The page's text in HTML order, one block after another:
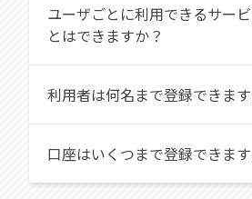
ーザにつき1回のみとなりま
ご利用可能です。ユーザごと
ドが発行されますので、利用
ンして操作することができま
ずぎんビジネスポータル」
をご利用の場合は、ご利用に
ごとに電子証明書を発行しま
ンの際は電子証明書（画面に
証明書の中から該当の証明書
ださい。
ユーザごとに利用できるサー
とはできますか？
可能です。マスターユーザま
ザが利用者ごとに権限設定
ます。また、残高照会、入出
用権限も設定できます。
利用者は何名まで登録できま
マスターユーザ1名と管理者
ザ99名（合計100名）までご
口座はいくつまで登録できま